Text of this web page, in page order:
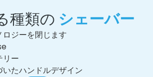
種類の シェーバー
ロジーを閉じます
リー
たハンドルデザイン